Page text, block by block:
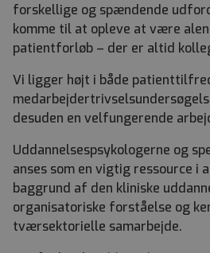
forskellige og spændende
komme til at opleve at være
patientforløb – der er altid
Vi ligger højt i både
desuden en velfungerende
Uddannelsespsykologerne og
anses som en vigtig ressource i
baggrund af den kliniske
organisatoriske forståelse og
tværsektorielle samarbejde.